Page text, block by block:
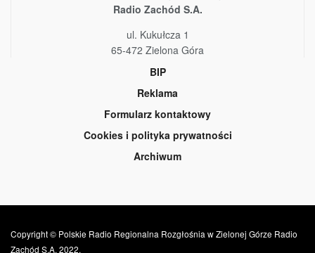
Radio Zachód S.A.
ul. Kukułcza 1
65-472 Zielona Góra
BIP
Reklama
Formularz kontaktowy
Cookies i polityka prywatności
Archiwum
Copyright © Polskie Radio Regionalna Rozgłośnia w Zielonej Górze Radio
Zachód S.A. 2022.